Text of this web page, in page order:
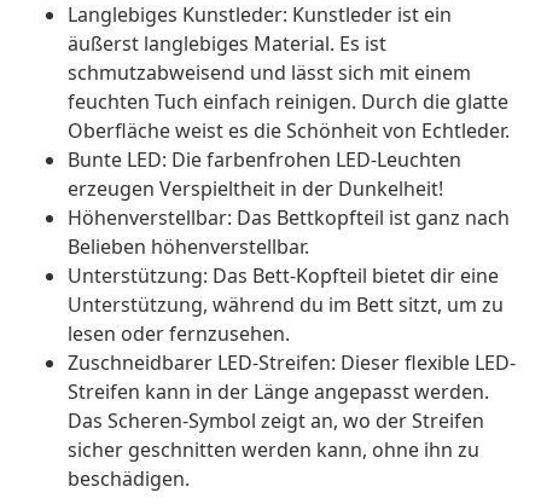
Langlebiges Kunstleder: Kunstleder ist ein
äußerst langlebiges Material. Es ist
schmutzabweisend und lässt sich mit einem
feuchten Tuch einfach reinigen. Durch die glatte
Oberfläche weist es die Schönheit von Echtleder.
Bunte LED: Die farbenfrohen LED-Leuchten
erzeugen Verspieltheit in der Dunkelheit!
Höhenverstellbar: Das Bettkopfteil ist ganz nach
Belieben höhenverstellbar.
Unterstützung: Das Bett-Kopfteil bietet dir eine
Unterstützung, während du im Bett sitzt, um zu
lesen oder fernzusehen.
Zuschneidbarer LED-Streifen: Dieser flexible LED-
Streifen kann in der Länge angepasst werden.
Das Scheren-Symbol zeigt an, wo der Streifen
sicher geschnitten werden kann, ohne ihn zu
beschädigen.